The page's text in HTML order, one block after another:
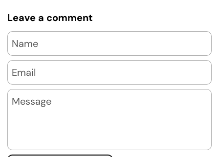
Leave a comment
Name
Email
Message